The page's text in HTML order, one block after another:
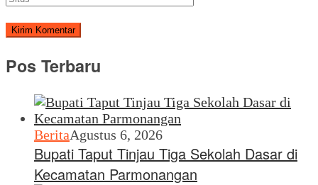
Pos Terbaru
BeritaAgustus 6, 2026
Bupati Taput Tinjau Tiga Sekolah Dasar di
Kecamatan Parmonangan